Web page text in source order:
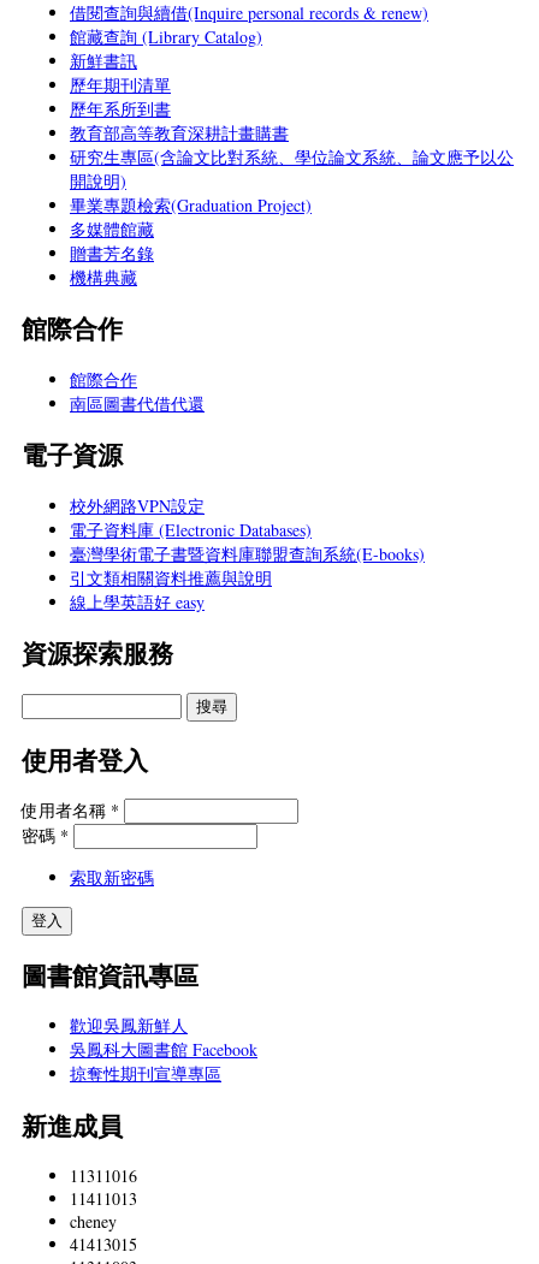
借閱查詢與續借(Inquire personal records & renew)
館藏查詢 (Library Catalog)
新鮮書訊
歷年期刊清單
歷年系所到書
教育部高等教育深耕計畫購書
研究生專區(含論文比對系統、學位論文系統、論文應予以公
開說明)
畢業專題檢索(Graduation Project)
多媒體館藏
贈書芳名錄
機構典藏
館際合作
館際合作
南區圖書代借代還
電子資源
校外網路VPN設定
電子資料庫 (Electronic Databases)
臺灣學術電子書暨資料庫聯盟查詢系統(E-books)
引文類相關資料推薦與說明
線上學英語好 easy
資源探索服務
使用者登入
使用者名稱 *
密碼 *
索取新密碼
圖書館資訊專區
歡迎吳鳳新鮮人
吳鳳科大圖書館 Facebook
掠奪性期刊宣導專區
新進成員
11311016
11411013
cheney
41413015